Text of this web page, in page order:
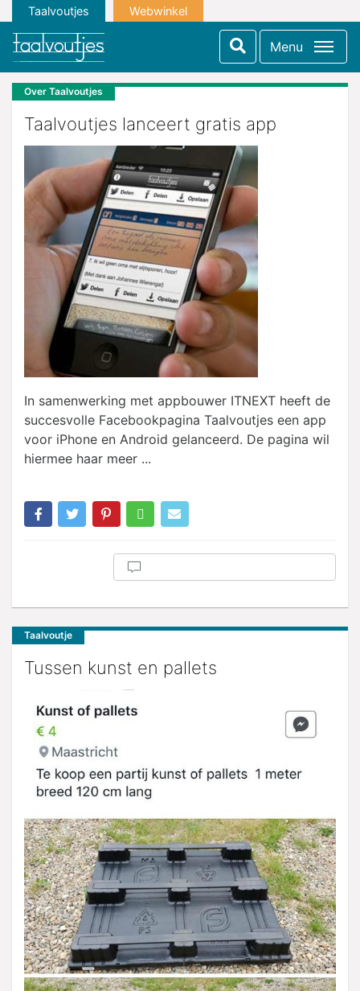
Taalvoutjes Webwinkel
Menu
Over Taalvoutjes
Taalvoutjes lanceert gratis app
In samenwerking met appbouwer ITNEXT heeft de
succesvolle Facebookpagina Taalvoutjes een app
voor iPhone en Android gelanceerd. De pagina wil
hiermee haar meer ...
Taalvoutje
Tussen kunst en pallets